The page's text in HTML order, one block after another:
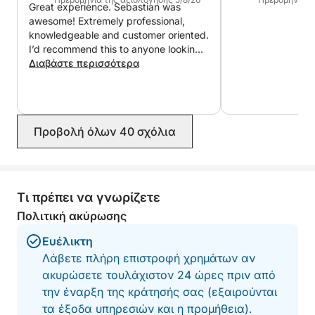
Great experience. Sebastian was
awesome! Extremely professional,
knowledgeable and customer oriented.
I’d recommend this to anyone looking
to charter with the right captain.
Διαβάστε περισσότερα
Προβολή όλων 40 σχόλια
Τι πρέπει να γνωρίζετε
Πολιτική ακύρωσης
Ευέλικτη
Λάβετε πλήρη επιστροφή χρημάτων αν
ακυρώσετε τουλάχιστον 24 ώρες πριν από
την έναρξη της κράτησής σας (εξαιρούνται
τα έξοδα υπηρεσιών και η προμήθεια).